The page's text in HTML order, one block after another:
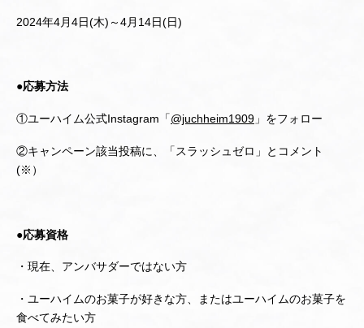
2024年4月4日(木)～4月14日(日)
●応募方法
①ユーハイム公式Instagram「@juchheim1909 」をフォロー
②キャンペーン該当投稿に、「スラッシュゼロ」とコメント
(※）
●応募資格
・現在、アンバサダーではない方
・ユーハイムのお菓子が好きな方、またはユーハイムのお菓子を
食べてみたい方